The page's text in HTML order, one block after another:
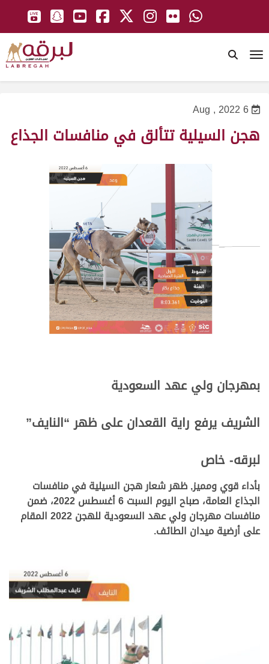
6 Aug , 2022
هجن السيلية تتألق في منافسات الجذاع
بمهرجان ولي عهد السعودية
الشريف يرفع راية القعدان على ظهر “النايف”
لبرقه- خاص
بأداء قوي ومميز, ظهر شعار هجن السيلية في منافسات
الجذاع العامة، صباح اليوم السبت 6 أغسطس 2022، ضمن
منافسات مهرجان ولي عهد السعودية للهجن 2022 المقام
على أرضية ميدان الطائف.